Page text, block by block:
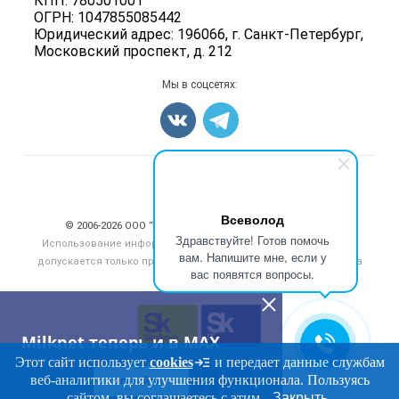
Всеволод
Здравствуйте! Готов помочь
вам. Напишите мне, если у
вас появятся вопросы.
Milknet теперь и в MAX
ПЕРЕЙТИ
ОГРН: 1047855085442
Юридический адрес: 196066, г. Санкт-Петербург,
Московский проспект, д. 212
Карта объявлений
Мы в соцсетях:
© 2006‑2026 ООО “Инлайн”. 12+ Все права защищены.
Использование информации, размещенной на данном сайте,
допускается только при размещении активной гиперссылки на
milknet.ru
Этот сайт использует cookies
и передает данные службам
веб-аналитики для улучшения функционала. Пользуясь